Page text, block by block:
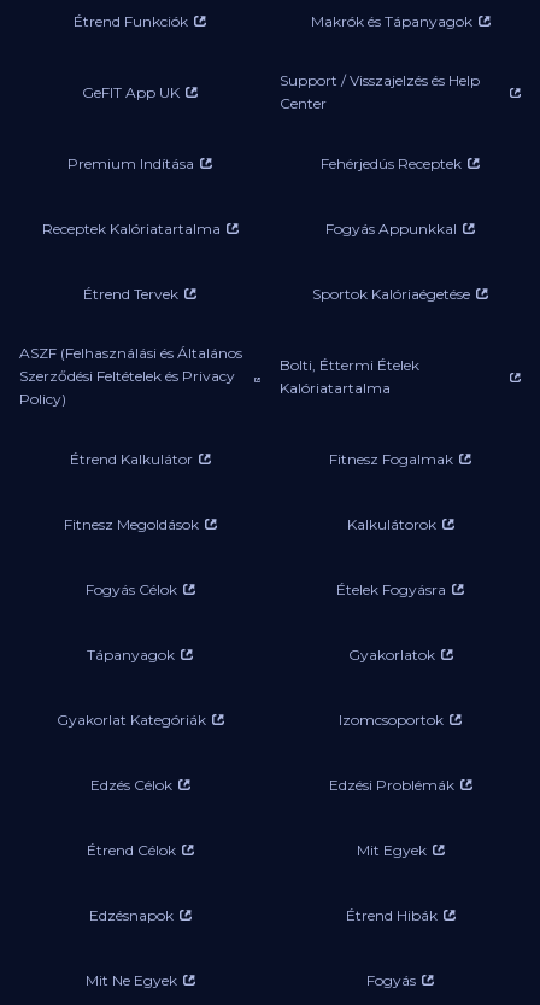
Étrend Funkciók Makrók és Tápanyagok
GeFIT App UK
Support / Visszajelzés és Help
Center
Premium Indítása Fehérjedús Receptek
Receptek Kalóriatartalma Fogyás Appunkkal
Étrend Tervek Sportok Kalóriaégetése
ASZF (Felhasználási és Általános
Szerződési Feltételek és Privacy
Policy)
Bolti, Éttermi Ételek
Kalóriatartalma
Étrend Kalkulátor Fitnesz Fogalmak
Fitnesz Megoldások Kalkulátorok
Fogyás Célok Ételek Fogyásra
Tápanyagok Gyakorlatok
Gyakorlat Kategóriák Izomcsoportok
Edzés Célok Edzési Problémák
Étrend Célok Mit Egyek
Edzésnapok Étrend Hibák
Mit Ne Egyek Fogyás